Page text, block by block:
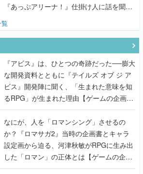
『あっぷアリーナ！』仕掛け人に話を聞い
『アビス』は、ひとつの奇跡だった──膨大
な開発資料とともに『テイルズ オブ ジ ア
ビス』開発陣に聞く、「生まれた意味を知
るRPG」が生まれた理由【ゲームの企画
書】
なにが、人を「ロマンシング」させるの
か？『ロマサガ2』当時の企画書とキャラ
設定画から迫る、河津秋敏がRPGに生み出
した「ロマン」の正体とは【ゲームの企画
書】